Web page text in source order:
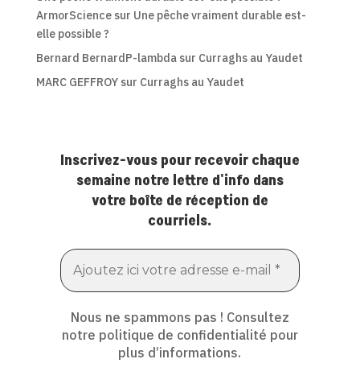
ArmorSciencesur Une pêche vraiment durable est-
elle possible ?
Bernard BernardP-lambdasur Curraghs au Yaudet
MARC GEFFROYsur Curraghs au Yaudet
Inscrivez-vous pour recevoir chaque
semaine notre lettre d'info dans
votre boîte de réception de
courriels.
Nous ne spammons pas ! Consultez
notre politique de confidentialité pour
plus d’informations.